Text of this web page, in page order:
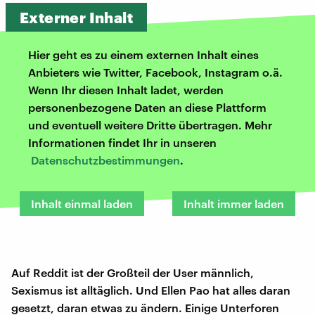
Externer Inhalt
Hier geht es zu einem externen Inhalt eines
Anbieters wie Twitter, Facebook, Instagram o.ä.
Wenn Ihr diesen Inhalt ladet, werden
personenbezogene Daten an diese Plattform
und eventuell weitere Dritte übertragen. Mehr
Informationen findet Ihr in unseren
Datenschutzbestimmungen.
Inhalt einmal laden Inhalt immer laden
Auf Reddit ist der Großteil der User männlich,
Sexismus ist alltäglich. Und Ellen Pao hat alles daran
gesetzt, daran etwas zu ändern. Einige Unterforen